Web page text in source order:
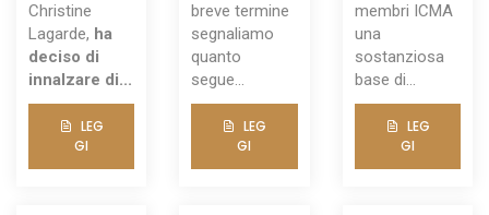
Christine
Lagarde, ha
deciso di
innalzare di...
LEG
GI
breve termine
segnaliamo
quanto
segue...
LEG
GI
membri ICMA
una
sostanziosa
base di...
LEG
GI